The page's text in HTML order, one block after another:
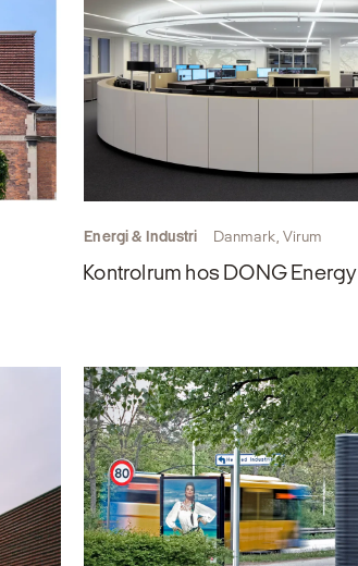
Energi & Industri Danmark, Virum
Kontrolrum hos DONG Energy